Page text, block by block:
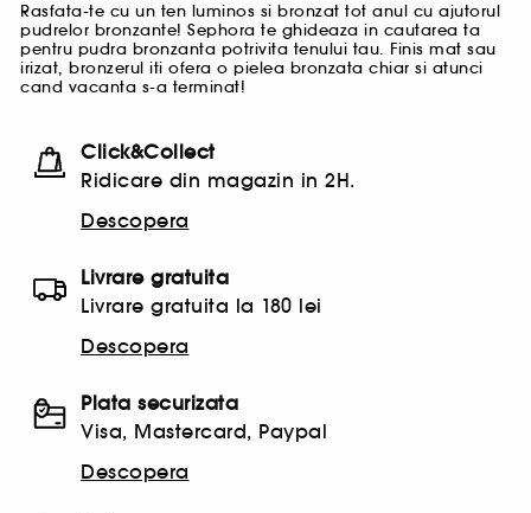
Rasfata-te cu un ten luminos si bronzat tot anul cu ajutorul
pudrelor bronzante! Sephora te ghideaza in cautarea ta
pentru pudra bronzanta potrivita tenului tau. Finis mat sau
irizat, bronzerul iti ofera o pielea bronzata chiar si atunci
cand vacanta s-a terminat!
Click&Collect
Ridicare din magazin in 2H.
Descopera
Livrare gratuita
Livrare gratuita la 180 lei
Descopera
Plata securizata
Visa, Mastercard, Paypal
Descopera